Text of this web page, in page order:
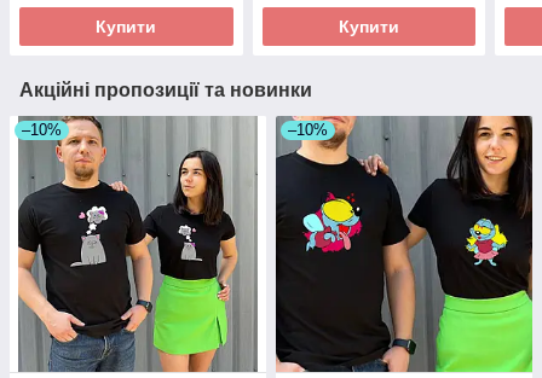
Купити Купити
Акційні пропозиції та новинки
–10% –10%